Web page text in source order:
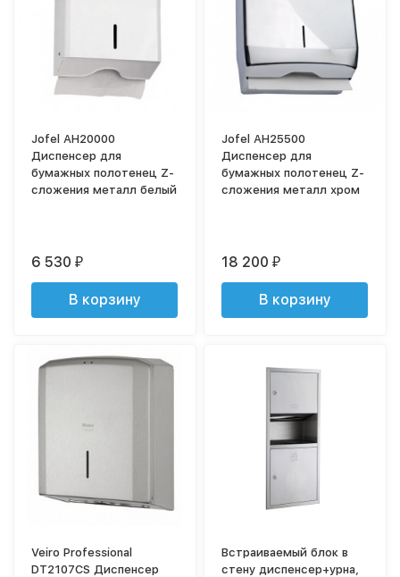
Jofel AH20000
Диспенсер для
бумажных полотенец Z-
сложения металл белый
6 530₽
В корзину
Jofel AH25500
Диспенсер для
бумажных полотенец Z-
сложения металл хром
18 200₽
В корзину
Veiro Professional
DT2107CS Диспенсер
Встраиваемый блок в
стену диспенсер+урна,